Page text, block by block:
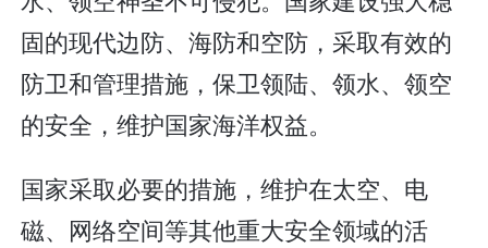
固的现代边防、海防和空防，采取有效的
防卫和管理措施，保卫领陆、领水、领空
的安全，维护国家海洋权益。
国家采取必要的措施，维护在太空、电
磁、网络空间等其他重大安全领域的活